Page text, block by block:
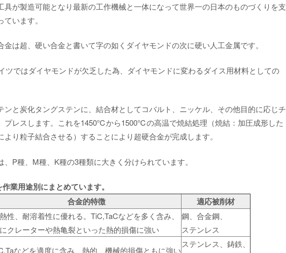
具が製造可能となり最新の工作機械と一体になって世界一の日本のものづくりを支
います。
は超、硬い合金と書いて字の如くダイヤモンドの次に硬い人工金属です。
ツではダイヤモンドが欠乏した為、ダイヤモンドに変わるダイス用材料としての
ンと炭化タングステンに、結合材としてコバルト、ニッケル、その他目的に応じチ
プレスします。これを1450℃から1500℃の高温で焼結処理（焼結：加圧成形した
り粒子結合させる）することにより超硬合金が完成します。
P種、M種、K種の3種類に大きく分けられています。
業用途別にまとめています。
合金的特徴 適応被削材
性、耐溶着性に優れる。TiC,TaCなどを多く含み、
クレーターや熱亀裂といった熱的損傷に強い
鋼、合金鋼、
ステンレス
などを適度に含み、熱的、機械的損傷ともに強い
ステンレス、鋳鉄、